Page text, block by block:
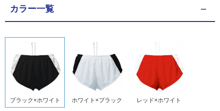
カラー一覧
ブラック×ホワイト ホワイト×ブラック レッド×ホワイト